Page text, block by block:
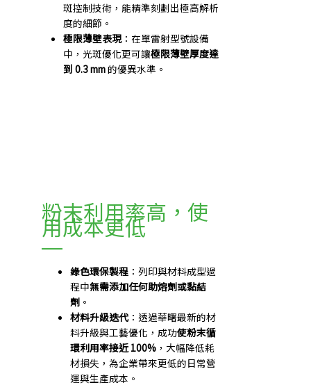
斑控制技術，能精準刻劃出極高解析
度的細節。
極限薄壁表現：在單雷射型號設備
中，光斑優化更可讓極限薄壁厚度達
到 0.3 mm的優異水準。
粉末利用率高，使
用成本更低
綠色環保製程 ：列印與材料成型過
程中無需添加任何助熔劑或黏結
劑 。
材料升級迭代：透過華曙最新的材
料升級與工藝優化，成功使粉末循
環利用率接近 100% ，大幅降低耗
材損失，為企業帶來更低的日常營
運與生產成本。